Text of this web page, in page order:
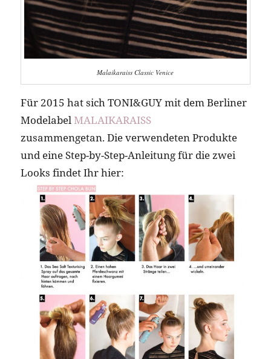
Malaikaraiss Classic Venice
Für 2015 hat sich TONI&GUY mit dem Berliner
ModelabelMALAIKARAISS
zusammengetan. Die verwendeten Produkte
und eine Step-by-Step-Anleitung für die zwei
Looks findet Ihr hier: